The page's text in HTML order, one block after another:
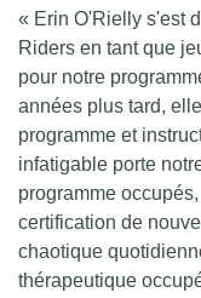
« Erin O'Rielly s'est
Riders en tant que
pour notre
années plus tard,
programme et
infatigable porte
programme
certification de
chaotique
thérapeutique